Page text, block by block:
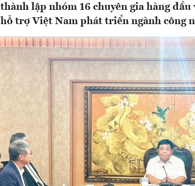
thành lập nhóm 16 chuyên gia hàng đầu
hỗ trợ Việt Nam phát triển ngành công